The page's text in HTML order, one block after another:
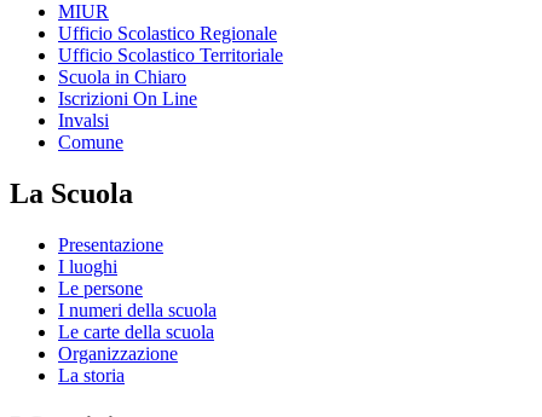
MIUR
Ufficio Scolastico Regionale
Ufficio Scolastico Territoriale
Scuola in Chiaro
Iscrizioni On Line
Invalsi
Comune
La Scuola
Presentazione
I luoghi
Le persone
I numeri della scuola
Le carte della scuola
Organizzazione
La storia